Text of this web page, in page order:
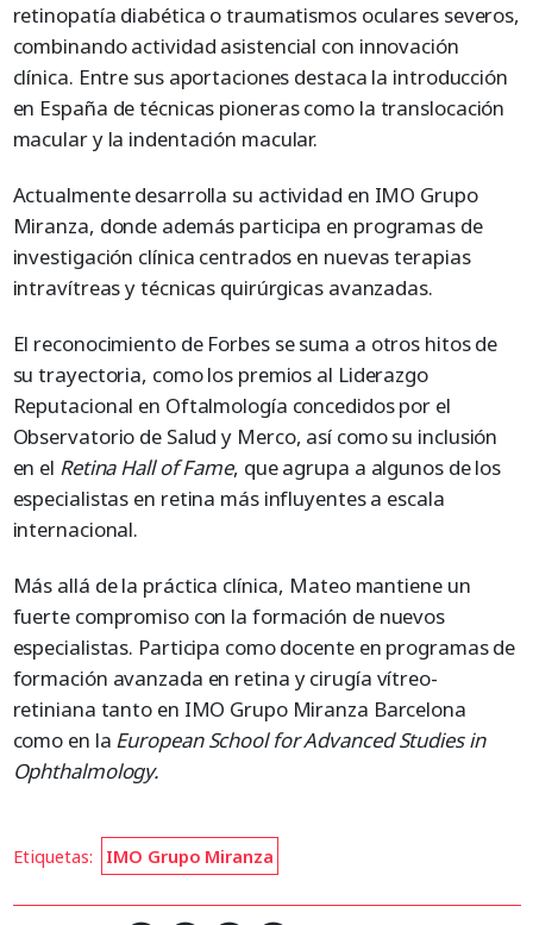
retinopatía diabética o traumatismos oculares severos,
combinando actividad asistencial con innovación
clínica. Entre sus aportaciones destaca la introducción
en España de técnicas pioneras como la translocación
macular y la indentación macular.
Actualmente desarrolla su actividad en IMO Grupo
Miranza, donde además participa en programas de
investigación clínica centrados en nuevas terapias
intravítreas y técnicas quirúrgicas avanzadas.
El reconocimiento de Forbes se suma a otros hitos de
su trayectoria, como los premios al Liderazgo
Reputacional en Oftalmología concedidos por el
Observatorio de Salud y Merco, así como su inclusión
en el Retina Hall of Fame, que agrupa a algunos de los
especialistas en retina más influyentes a escala
internacional.
Más allá de la práctica clínica, Mateo mantiene un
fuerte compromiso con la formación de nuevos
especialistas. Participa como docente en programas de
formación avanzada en retina y cirugía vítreo-
retiniana tanto en IMO Grupo Miranza Barcelona
como en la European School for Advanced Studies in
Ophthalmology.
Etiquetas: IMO Grupo Miranza